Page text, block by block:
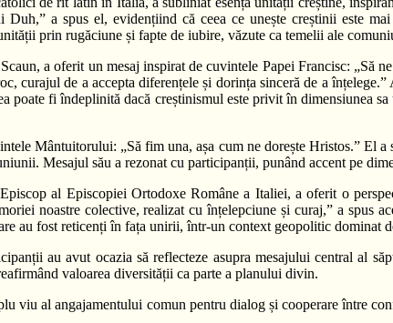
a spus el, evidențiind că ceea ce unește creștinii este
prin rugăciune și fapte de iubire, văzute ca temelii ale
a oferit un mesaj inspirat de cuvintele Papei Francisc: „Să
curajul de a accepta diferențele și dorința sinceră de a
fi îndeplinită dacă creștinismul este privit în dimensiunea
Mântuitorului: „Să fim una, așa cum ne dorește Hristos.” El
Mesajul său a rezonat cu participanții, punând accent pe
al Episcopiei Ortodoxe Române a Italiei, a oferit o
noastre colective, realizat cu înțelepciune și curaj,” a spus
au fost reticenți în fața unirii, într-un context geopolitic dominat
au avut ocazia să reflecteze asupra mesajului central al
valoarea diversității ca parte a planului divin.
viu al angajamentului comun pentru dialog și cooperare între